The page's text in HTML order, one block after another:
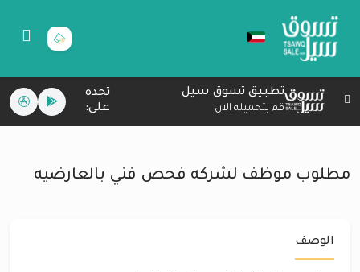
تطبيق تسوق سيل
قم بتحميله الان
تجده
على:
مطلوب موظف لشركه فحص فني بالعارضيه
الوصف